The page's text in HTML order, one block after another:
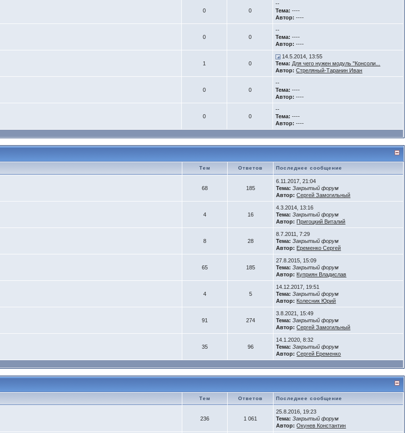
0 0
--
Тема: ----
Автор: ----
0 0
--
Тема: ----
Автор: ----
1 0
14.5.2014, 13:55
Тема: Для чего нужен модуль "Консоли...
Автор: Стреляный-Таранин Иван
0 0
--
Тема: ----
Автор: ----
0 0
--
Тема: ----
Автор: ----
Тем Ответов Последнее сообщение
68 185
6.11.2017, 21:04
Тема: Закрытый форум
Автор: Сергей Замогильный
4 16
4.3.2014, 13:16
Тема: Закрытый форум
Автор: Пригоцкий Виталий
8 28
8.7.2011, 7:29
Тема: Закрытый форум
Автор: Еременко Сергей
65 185
27.8.2015, 15:09
Тема: Закрытый форум
Автор: Куприян Владислав
4 5
14.12.2017, 19:51
Тема: Закрытый форум
Автор: Колесник Юрий
91 274
3.8.2021, 15:49
Тема: Закрытый форум
Автор: Сергей Замогильный
35 96
14.1.2020, 8:32
Тема: Закрытый форум
Автор: Сергей Еременко
Тем Ответов Последнее сообщение
236 1 061
25.8.2016, 19:23
Тема: Закрытый форум
Автор: Окунев Константин